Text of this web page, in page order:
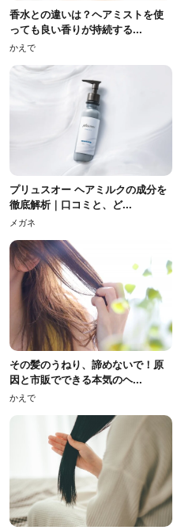
香水との違いは？ヘアミストを使
っても良い香りが持続する...
かえで
プリュスオー ヘアミルクの成分を
徹底解析｜口コミと、ど...
メガネ
その髪のうねり、諦めないで！原
因と市販でできる本気のヘ...
かえで